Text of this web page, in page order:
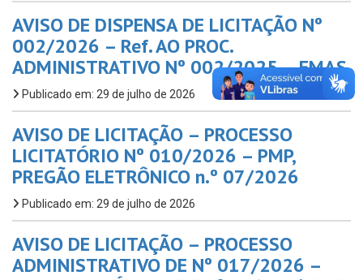
AVISO DE DISPENSA DE LICITAÇÃO Nº
002/2026 – Ref. AO PROC.
ADMINISTRATIVO Nº 002/2025 – FMAS
Publicado em: 29 de julho de 2026
AVISO DE LICITAÇÃO – PROCESSO
LICITATÓRIO Nº 010/2026 – PMP,
PREGÃO ELETRÔNICO n.º 07/2026
Publicado em: 29 de julho de 2026
AVISO DE LICITAÇÃO – PROCESSO
ADMINISTRATIVO DE Nº 017/2026 –